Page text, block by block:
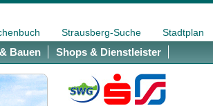
Strausberg-Suche Stadtplan
Bauen Shops & Dienstleister